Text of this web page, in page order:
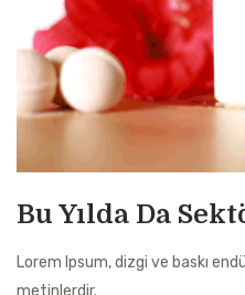
Bu Yılda Da
Lorem Ipsum, dizgi ve baskı
metinlerdir.